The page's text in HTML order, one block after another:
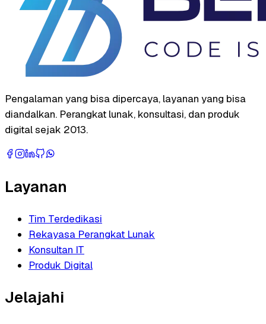
Pengalaman yang bisa dipercaya, layanan yang bisa
diandalkan. Perangkat lunak, konsultasi, dan produk
digital sejak 2013.
Layanan
Tim Terdedikasi
Rekayasa Perangkat Lunak
Konsultan IT
Produk Digital
Jelajahi